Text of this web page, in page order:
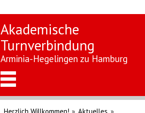
Akademische
Turnverbindung
Arminia-Hegelingen zu Hamburg